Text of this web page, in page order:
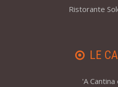
Ristorante
LE
'A